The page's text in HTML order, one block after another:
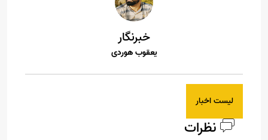
خبرنگار
یعقوب هوردی
لیست اخبار
نظرات